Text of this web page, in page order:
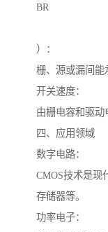
BR
）：
栅、源或漏间能
开关速度：
由栅电容和驱动
四、应用领域
数字电路：
CMOS技术是现
存储器等。
功率电子：